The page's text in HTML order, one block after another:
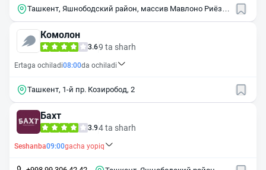
Ташкент, Яшнободский район, массив Мавлоно Риёзи,
Комолон
3.69 ta sharh
Ertaga ochiladi08:00da ochiladi
Ташкент, 1-й пр. Козиробод, 2
Бахт
3.94 ta sharh
Seshanba09:00gacha yopiq